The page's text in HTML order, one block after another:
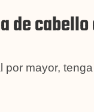
de
mayor,